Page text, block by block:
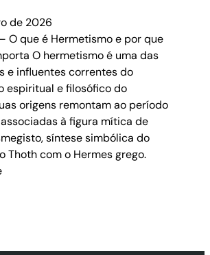
de 2026
O que é Hermetismo e por que
O hermetismo é uma das
e influentes correntes do
espiritual e filosófico do
origens remontam ao período
à figura mítica de
síntese simbólica do
Thoth com o Hermes grego.